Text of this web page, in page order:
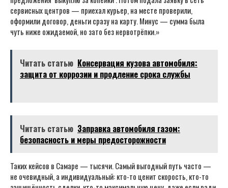
сервисных центров — приехал курьер, на месте проверили,
оформили договор, деньги сразу на карту. Минус — сумма была
чуть ниже ожидаемой, но зато без нервотрёпки.»
Читать статью Консервация кузова автомобиля:
защита от коррозии и продление срока службы
Читать статью Заправка автомобиля газом:
безопасность и меры предосторожности
Таких кейсов в Самаре — тысячи. Самый выгодный путь часто —
не очевидный, а индивидуальный: кто-то ценит скорость, кто-то